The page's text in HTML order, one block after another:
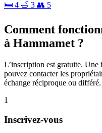
🛏 4 🛁 3 👥 5
Comment
à Hammamet ?
L’inscription est gratuite.
pouvez contacter les
échange réciproque ou différé.
1
Inscrivez-vous